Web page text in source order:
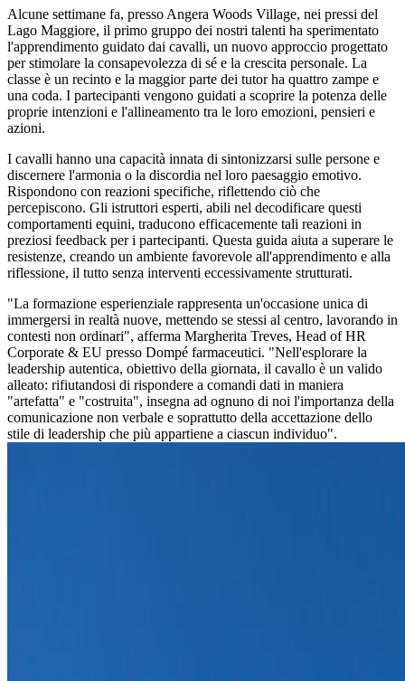
Alcune settimane fa, presso Angera Woods Village, nei pressi del
Lago Maggiore, il primo gruppo dei nostri talenti ha sperimentato
l'apprendimento guidato dai cavalli, un nuovo approccio progettato
per stimolare la consapevolezza di sé e la crescita personale. La
classe è un recinto e la maggior parte dei tutor ha quattro zampe e
una coda. I partecipanti vengono guidati a scoprire la potenza delle
proprie intenzioni e l'allineamento tra le loro emozioni, pensieri e
azioni.
I cavalli hanno una capacità innata di sintonizzarsi sulle persone e
discernere l'armonia o la discordia nel loro paesaggio emotivo.
Rispondono con reazioni specifiche, riflettendo ciò che
percepiscono. Gli istruttori esperti, abili nel decodificare questi
comportamenti equini, traducono efficacemente tali reazioni in
preziosi feedback per i partecipanti. Questa guida aiuta a superare le
resistenze, creando un ambiente favorevole all'apprendimento e alla
riflessione, il tutto senza interventi eccessivamente strutturati.
"La formazione esperienziale rappresenta un'occasione unica di
immergersi in realtà nuove, mettendo se stessi al centro, lavorando in
contesti non ordinari", afferma Margherita Treves, Head of HR
Corporate & EU presso Dompé farmaceutici. "Nell'esplorare la
leadership autentica, obiettivo della giornata, il cavallo è un valido
alleato: rifiutandosi di rispondere a comandi dati in maniera
"artefatta" e "costruita", insegna ad ognuno di noi l'importanza della
comunicazione non verbale e soprattutto della accettazione dello
stile di leadership che più appartiene a ciascun individuo".